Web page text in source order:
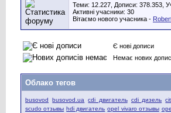
Теми: 12.227, Дописи: 378.353,
Активні учасники: 30
Вітаємо нового учасника -
Є нові дописи
Немає нових
Облако тегов
busovod busovod.ua cdi двигатель cdi дизель
scudo отзывы hdi двигатель opel vivaro отзывы